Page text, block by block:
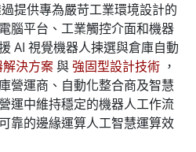
提供專為嚴苛工業環境設計的
腦平台、工業觸控介面和機器
AI 視覺機器人揀選與倉庫自動
決方案與強固型設計技術 ，
營運商、自動化整合商及智慧
運中維持穩定的機器人工作流
靠的邊緣運算人工智慧運算效